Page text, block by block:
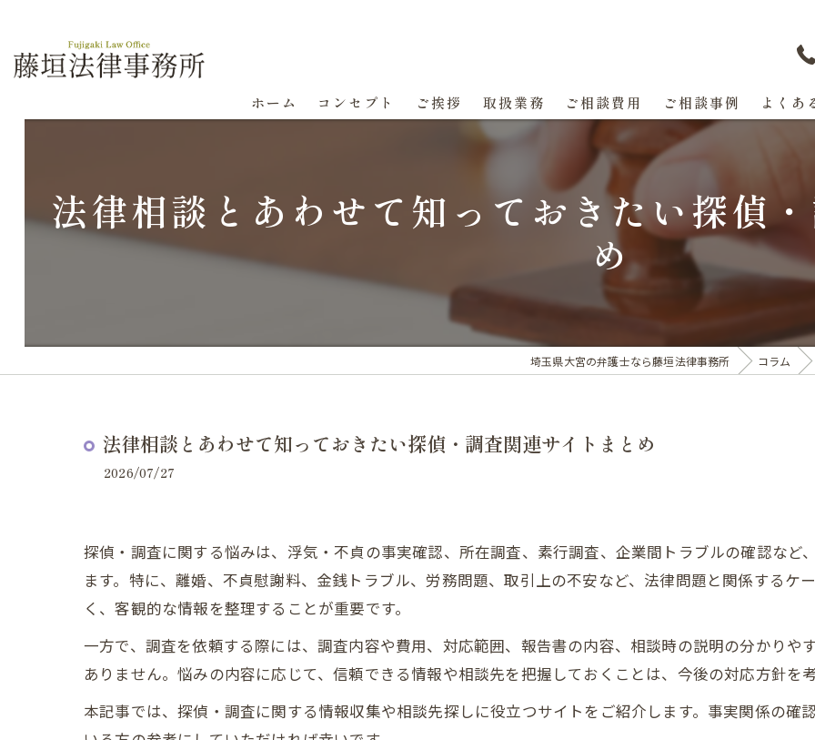
ホーム コンセプト ご挨拶 取扱業務 ご相談費用 ご相談事例 よくあ
法律相談とあわせて知っておきたい探偵
め
埼玉県大宮の弁護士なら藤垣法律事務所 コラム
法律相談とあわせて知っておきたい探偵・調査関連サイトまとめ
2026/07/27
探偵・調査に関する悩みは、浮気・不貞の事実確認、所在調査、素行調査、企業間トラブルの確認など
ます。特に、離婚、不貞慰謝料、金銭トラブル、労務問題、取引上の不安など、法律問題と関係するケ
く、客観的な情報を整理することが重要です。
一方で、調査を依頼する際には、調査内容や費用、対応範囲、報告書の内容、相談時の説明の分かりや
ありません。悩みの内容に応じて、信頼できる情報や相談先を把握しておくことは、今後の対応方針を
本記事では、探偵・調査に関する情報収集や相談先探しに役立つサイトをご紹介します。事実関係の確